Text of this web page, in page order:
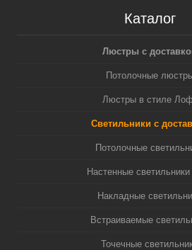
Каталог
Люстры с
Потолочные
Люстры в стиле
Светильники с
Потолочные
Настенные светильники
Накладные
Встраиваемые
Точечные